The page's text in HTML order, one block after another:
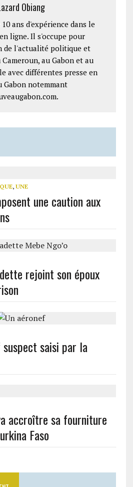
Obiang
ans d'expérience dans le
ligne. Il s'occupe pour
de l'actualité politique et
au Gabon et au
avec différentes presse en
Gabon notemmant
, UNE
une caution aux
rejoint son époux
saisi par la
accroître sa fourniture
Faso